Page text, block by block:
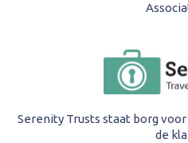
Serenity Trusts staat borg
de